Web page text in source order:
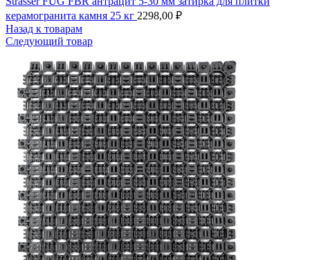
керамогранита камня 25 кг 2298,00 ₽
Назад к товарам
Следующий товар